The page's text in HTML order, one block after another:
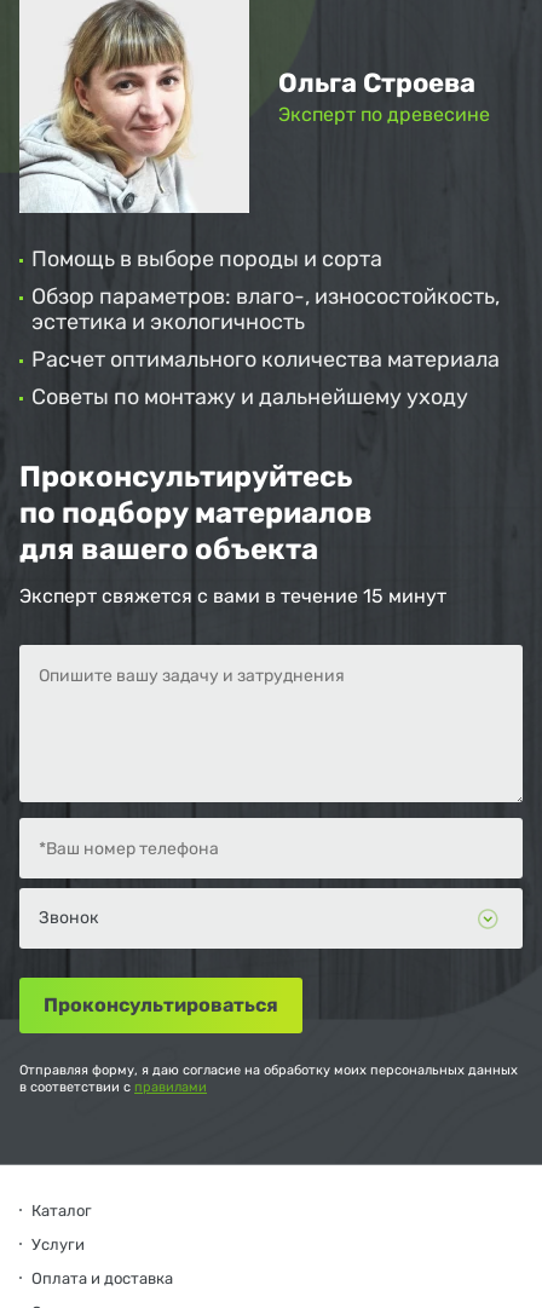
Ольга Строева
Эксперт по древесине
Помощь в выборе породы и сорта
Обзор параметров: влаго-, износостойкость,
эстетика и экологичность
Расчет оптимального количества материала
Советы по монтажу и дальнейшему уходу
Проконсультируйтесь
по подбору материалов
для вашего объекта
Эксперт свяжется с вами в течение 15 минут
Отправляя форму, я даю согласие на обработку моих персональных данных
в соответствии с правилами
Каталог
Услуги
Оплата и доставка